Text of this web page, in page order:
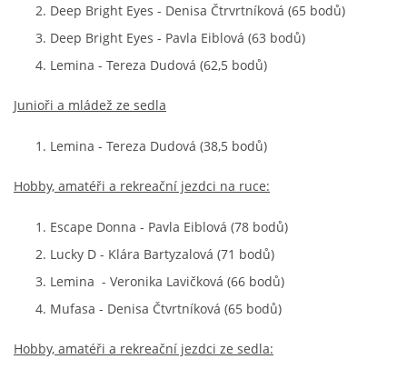
Deep Bright Eyes - Denisa Čtrvrtníková (65 bodů)
Deep Bright Eyes - Pavla Eiblová (63 bodů)
Lemina - Tereza Dudová (62,5 bodů)
Junioři a mládež ze sedla
Lemina - Tereza Dudová (38,5 bodů)
Hobby, amatéři a rekreační jezdci na ruce:
Escape Donna - Pavla Eiblová (78 bodů)
Lucky D - Klára Bartyzalová (71 bodů)
Lemina - Veronika Lavičková (66 bodů)
Mufasa - Denisa Čtvrtníková (65 bodů)
Hobby, amatéři a rekreační jezdci ze sedla: